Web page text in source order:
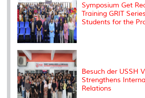
Symposium Get
Training GRIT
Students for the
Besuch der USSH
Strengthens
Relations